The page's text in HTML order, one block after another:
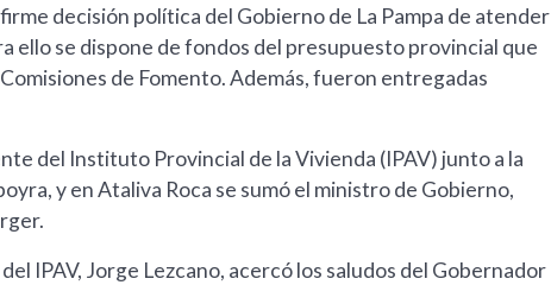
decisión política del Gobierno de La Pampa de atender
ello se dispone de fondos del presupuesto provincial que
de Fomento. Además, fueron entregadas
del Instituto Provincial de la Vivienda (IPAV) junto a la
y en Ataliva Roca se sumó el ministro de Gobierno,
IPAV, Jorge Lezcano, acercó los saludos del Gobernador